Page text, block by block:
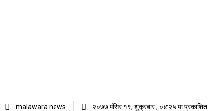
malawara news २०७७ मंसिर १९, शुक्रबार , ०४:२५ मा प्रकाशित